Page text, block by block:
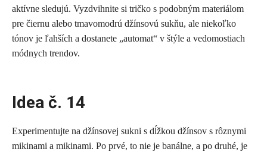
aktívne sledujú. Vyzdvihnite si tričko s podobným materiálom
pre čiernu alebo tmavomodrú džínsovú sukňu, ale niekoľko
tónov je ľahších a dostanete „automat“ v štýle a vedomostiach
módnych trendov.
Idea č. 14
Experimentujte na džínsovej sukni s dĺžkou džínsov s rôznymi
mikinami a mikinami. Po prvé, to nie je banálne, a po druhé, je